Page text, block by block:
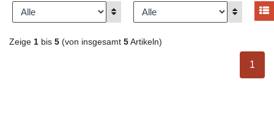
Anzeigen Anzeigen
Zeige 1 bis 5 (von insgesamt 5 Artikeln)
1